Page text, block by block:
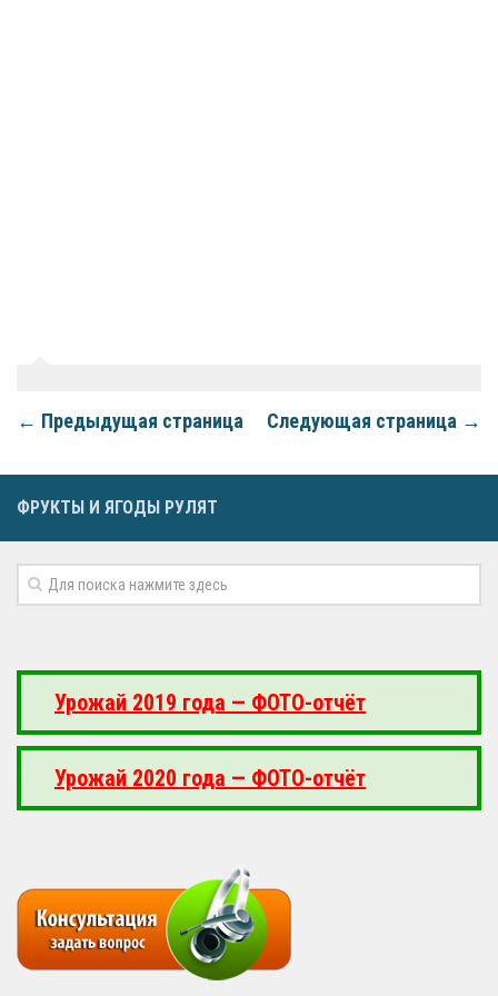
← Предыдущая страница Следующая страница →
ФРУКТЫ И ЯГОДЫ РУЛЯТ
Урожай 2019 года — ФОТО-отчёт
Урожай 2020 года — ФОТО-отчёт